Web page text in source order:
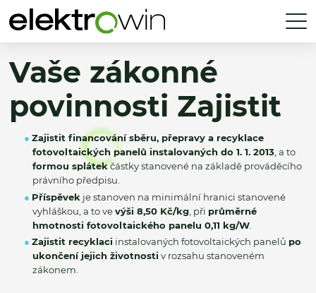
Vaše zákonné
povinnosti Zajistit
Zajistit financování sběru, přepravy a recyklace
fotovoltaických panelů instalovaných do 1. 1. 2013, a to
formou splátekčástky stanovené na základě prováděcího
právního předpisu.
Příspěvek je stanoven na minimální hranici stanovené
vyhláškou, a to vevýši 8,50 Kč/kg, při průměrné
hmotnosti fotovoltaického panelu 0,11 kg/W.
Zajistit recyklaci instalovaných fotovoltaických panelů po
ukončení jejich životnostiv rozsahu stanoveném
zákonem.